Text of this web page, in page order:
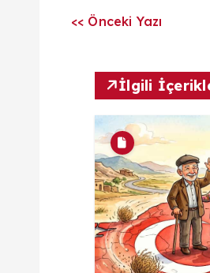
<< Önceki Yazı
İlgili